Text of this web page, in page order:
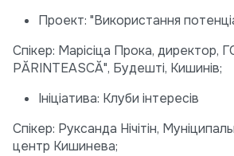
Проект: "Використання
Спікер: Марісіца Прока, директор,
PĂRINTEASCĂ", Будешті, Кишинів;
Ініціатива: Клуби інтересів
Спікер: Руксанда Нічітін,
центр Кишинева;